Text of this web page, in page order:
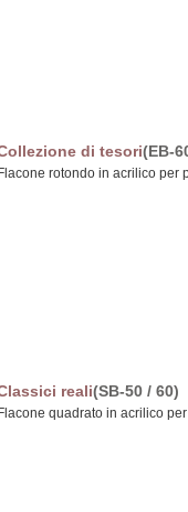
di tesori(EB-
Flacone rotondo in acrilico per
reali(SB-50 / 60)
Flacone quadrato in acrilico